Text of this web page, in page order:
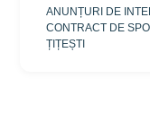
ANUNȚURI DE
CONTRACT DE
ȚIȚEȘTI